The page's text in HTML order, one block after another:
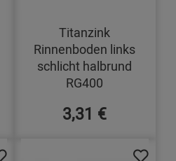
Titanzink
Rinnenboden links
schlicht halbrund
RG400
3,31 €